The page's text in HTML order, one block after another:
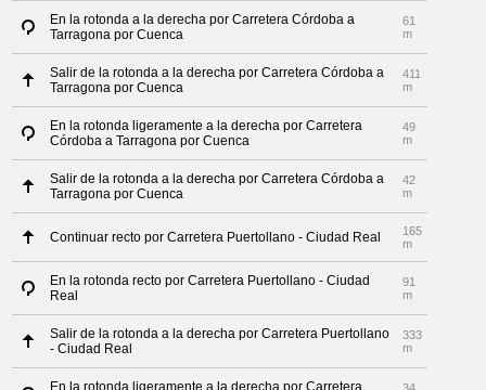
En la rotonda a la derecha por Carretera Córdoba a
Tarragona por Cuenca
61
m
Salir de la rotonda a la derecha por Carretera Córdoba a
Tarragona por Cuenca
411
m
En la rotonda ligeramente a la derecha por Carretera
Córdoba a Tarragona por Cuenca
49
m
Salir de la rotonda a la derecha por Carretera Córdoba a
Tarragona por Cuenca
42
m
Continuar recto por Carretera Puertollano - Ciudad Real
165
m
En la rotonda recto por Carretera Puertollano - Ciudad
Real
91
m
Salir de la rotonda a la derecha por Carretera Puertollano
- Ciudad Real
333
m
En la rotonda ligeramente a la derecha por Carretera